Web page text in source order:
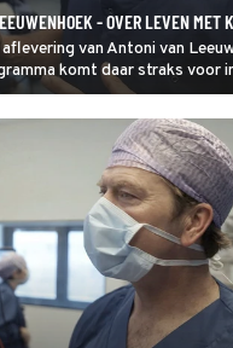
- OVER LEVEN MET
van Antoni van
komt daar straks voor